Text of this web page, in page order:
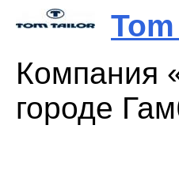
Компания
городе